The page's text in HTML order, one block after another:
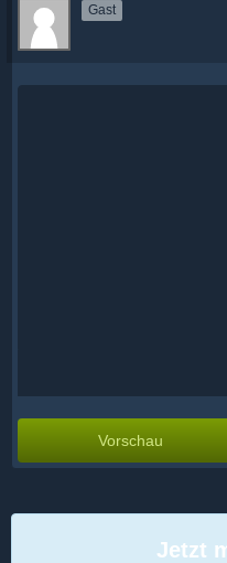
Gast
Vorschau
Jetzt